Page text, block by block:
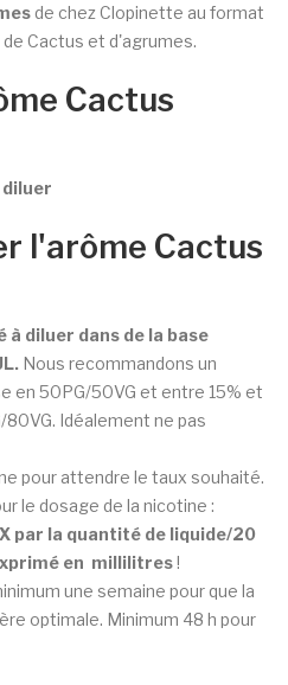
de chez Clopinette au format
Cactus et d'agrumes.
Cactus
diluer
l'arôme Cactus
à diluer dans de la base
Nous recommandons un
en 50PG/50VG et entre 15% et
80VG. Idéalement ne pas
pour attendre le taux souhaité.
le dosage de la nicotine :
par la quantité de liquide/20
en millilitres!
une semaine pour que la
optimale. Minimum 48 h pour